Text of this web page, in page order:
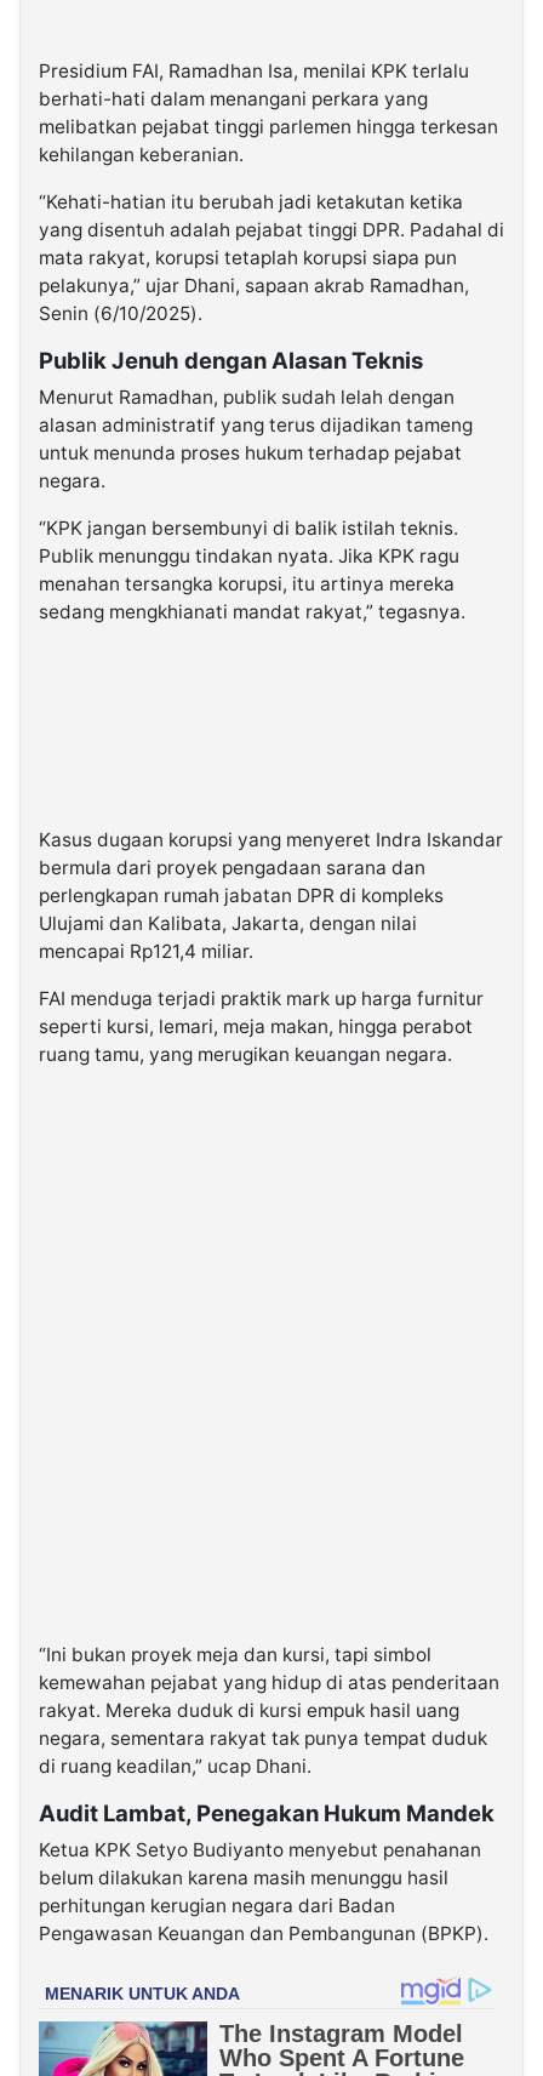
Presidium FAI, Ramadhan Isa, menilai KPK terlalu
berhati-hati dalam menangani perkara yang
melibatkan pejabat tinggi parlemen hingga terkesan
kehilangan keberanian.
“Kehati-hatian itu berubah jadi ketakutan ketika
yang disentuh adalah pejabat tinggi DPR. Padahal di
mata rakyat, korupsi tetaplah korupsi siapa pun
pelakunya,” ujar Dhani, sapaan akrab Ramadhan,
Senin (6/10/2025).
Publik Jenuh dengan Alasan Teknis
Menurut Ramadhan, publik sudah lelah dengan
alasan administratif yang terus dijadikan tameng
untuk menunda proses hukum terhadap pejabat
negara.
“KPK jangan bersembunyi di balik istilah teknis.
Publik menunggu tindakan nyata. Jika KPK ragu
menahan tersangka korupsi, itu artinya mereka
sedang mengkhianati mandat rakyat,” tegasnya.
Kasus dugaan korupsi yang menyeret Indra Iskandar
bermula dari proyek pengadaan sarana dan
perlengkapan rumah jabatan DPR di kompleks
Ulujami dan Kalibata, Jakarta, dengan nilai
mencapai Rp121,4 miliar.
FAI menduga terjadi praktik mark up harga furnitur
seperti kursi, lemari, meja makan, hingga perabot
ruang tamu, yang merugikan keuangan negara.
“Ini bukan proyek meja dan kursi, tapi simbol
kemewahan pejabat yang hidup di atas penderitaan
rakyat. Mereka duduk di kursi empuk hasil uang
negara, sementara rakyat tak punya tempat duduk
di ruang keadilan,” ucap Dhani.
Audit Lambat, Penegakan Hukum Mandek
Ketua KPK Setyo Budiyanto menyebut penahanan
belum dilakukan karena masih menunggu hasil
perhitungan kerugian negara dari Badan
Pengawasan Keuangan dan Pembangunan (BPKP).